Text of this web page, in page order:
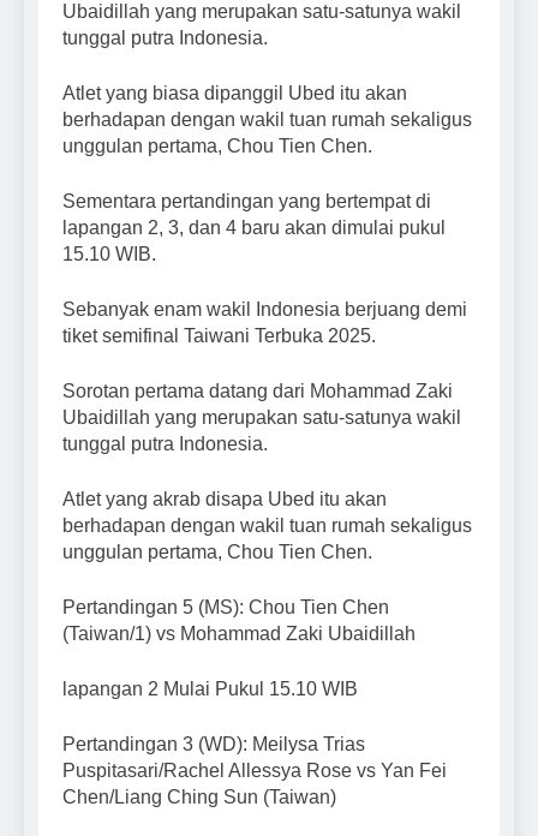
Ubaidillah yang merupakan satu-satunya wakil
tunggal putra Indonesia.
Atlet yang biasa dipanggil Ubed itu akan
berhadapan dengan wakil tuan rumah sekaligus
unggulan pertama, Chou Tien Chen.
Sementara pertandingan yang bertempat di
lapangan 2, 3, dan 4 baru akan dimulai pukul
15.10 WIB.
Sebanyak enam wakil Indonesia berjuang demi
tiket semifinal Taiwani Terbuka 2025.
Sorotan pertama datang dari Mohammad Zaki
Ubaidillah yang merupakan satu-satunya wakil
tunggal putra Indonesia.
Atlet yang akrab disapa Ubed itu akan
berhadapan dengan wakil tuan rumah sekaligus
unggulan pertama, Chou Tien Chen.
Pertandingan 5 (MS): Chou Tien Chen
(Taiwan/1) vs Mohammad Zaki Ubaidillah
lapangan 2 Mulai Pukul 15.10 WIB
Pertandingan 3 (WD): Meilysa Trias
Puspitasari/Rachel Allessya Rose vs Yan Fei
Chen/Liang Ching Sun (Taiwan)